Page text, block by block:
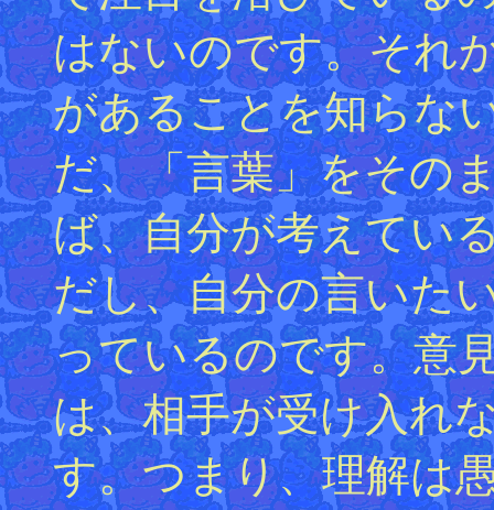
はないのです。それ
があることを知らな
だ、「言葉」をその
ば、自分が考えてい
だし、自分の言いた
っているのです。意
は、相手が受け入れ
す。つまり、理解は